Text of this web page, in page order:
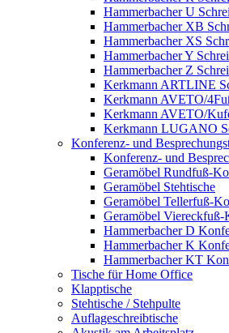
Hammerbacher U
Hammerbacher XB
Hammerbacher XS
Hammerbacher Y
Hammerbacher Z
Kerkmann ARTLINE
Kerkmann AVETO/
Kerkmann AVETO/
Kerkmann LUGANO
Konferenz- und
Konferenz- und
Geramöbel Rundfuß-
Geramöbel Stehtische
Geramöbel Tellerfuß-
Geramöbel Viereckfuß-
Hammerbacher D
Hammerbacher K
Hammerbacher KT
Tische für Home Office
Klapptische
Stehtische / Stehpulte
Auflageschreibtische